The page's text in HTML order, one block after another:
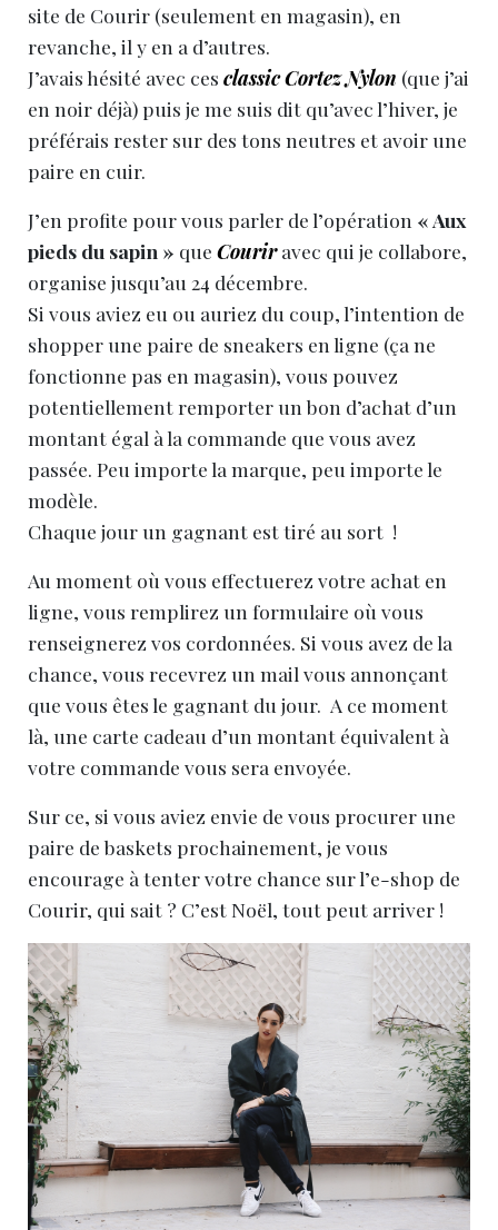
site de Courir (seulement en magasin), en
revanche, il y en a d’autres.
J’avais hésité avec ces classic Cortez Nylon (que j’ai
en noir déjà) puis je me suis dit qu’avec l’hiver, je
préférais rester sur des tons neutres et avoir une
paire en cuir.
J’en profite pour vous parler de l’opération « Aux
pieds du sapin » que Couriravec qui je collabore,
organise jusqu’au 24 décembre.
Si vous aviez eu ou auriez du coup, l’intention de
shopper une paire de sneakers en ligne (ça ne
fonctionne pas en magasin), vous pouvez
potentiellement remporter un bon d’achat d’un
montant égal à la commande que vous avez
passée. Peu importe la marque, peu importe le
modèle.
Chaque jour un gagnant est tiré au sort !
Au moment où vous effectuerez votre achat en
ligne, vous remplirez un formulaire où vous
renseignerez vos cordonnées. Si vous avez de la
chance, vous recevrez un mail vous annonçant
que vous êtes le gagnant du jour. A ce moment
là, une carte cadeau d’un montant équivalent à
votre commande vous sera envoyée.
Sur ce, si vous aviez envie de vous procurer une
paire de baskets prochainement, je vous
encourage à tenter votre chance sur l’e-shop de
Courir, qui sait ? C’est Noël, tout peut arriver !